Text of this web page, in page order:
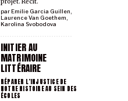
parEmilie Garcia Guillen
Laurence Van Goethem
Karolina Svobodova
projet. Récit.
INITIER AU
MATRIMOINE
LITTÉRAIRE
RÉPARER L’INJUSTICE DE
NOTRE HISTOIRE AU SEIN DES
ÉCOLES